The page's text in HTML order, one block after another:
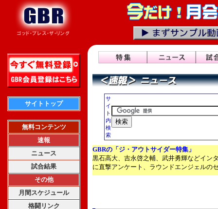
サイトトップ
無料コンテンツ
速報
ニュース
試合結果
その他
月間スケジュール
格闘リンク
サ
イ
ト
内
検
索
GBRの 「ジ・アウトサイダー特集 」
黒石高大、吉永啓之輔、武井勇輝などイン
に直撃アンケート、ラウンドエンジェルの